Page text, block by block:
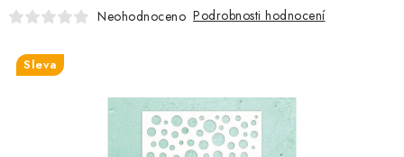
OBLÍBENÉ ♥️
Neohodnoceno Podrobnosti hodnocení
Sleva